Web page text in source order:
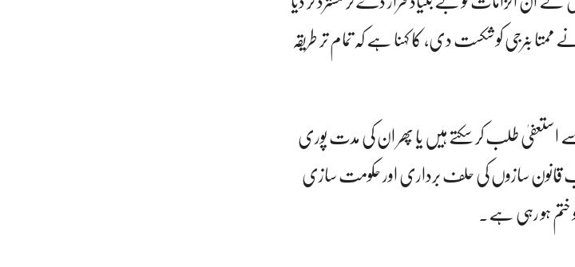
بنرجی کو شکست دی، کا کہنا ہے کہ تمام تر طریقہ
طلب کر سکتے ہیں یا پھر ان کی مدت پوری
قانون سازوں کی حلف برداری اور حکومت سازی
ختم ہو رہی ہے۔